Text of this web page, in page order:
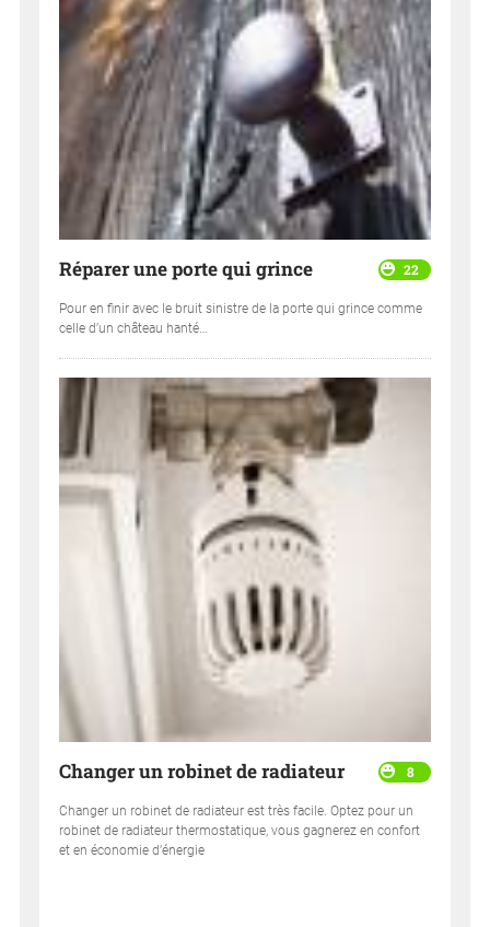
22
Réparer une porte qui grince
Pour en finir avec le bruit sinistre de la porte qui grince comme
celle d’un château hanté…
8
Changer un robinet de radiateur
Changer un robinet de radiateur est très facile. Optez pour un
robinet de radiateur thermostatique, vous gagnerez en confort
et en économie d’énergie